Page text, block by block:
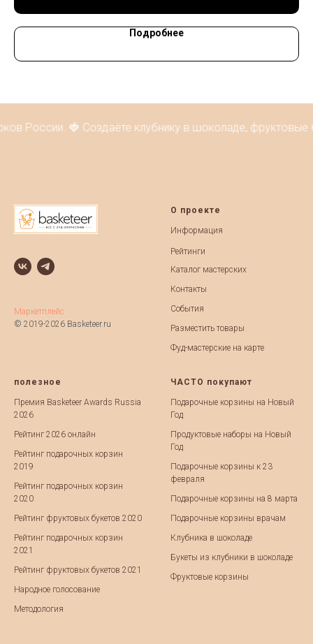
Подробнее
🍓 Создаёте клубнику в шоколаде, фруктовые
Маркетплейс
© 2019-2026 Basketeer.ru
О проекте
Информация
Рейтинги
Каталог мастерских
Контакты
События
Разместить товары
Фуд-мастерские на карте
полезное
Премия Basketeer Awards Russia
2026
Рейтинг 2026 онлайн
Рейтинг подарочных корзин
2019
Рейтинг подарочных корзин
2020
Рейтинг фруктовых букетов 2020
Рейтинг подарочных корзин
2021
Рейтинг фруктовых букетов 2021
Народное голосование
Методология
ЧАСТО покупают
Подарочные корзины на Новый
Год
Продуктовые наборы на Новый
Год
Подарочные корзины к 23
февраля
Подарочные корзины на 8 марта
Подарочные корзины врачам
Клубника в шоколаде
Букеты из клубники в шоколаде
Фруктовые корзины